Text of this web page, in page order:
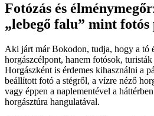
Fotózás és
„lebegő falu” mint fotós
Aki járt már Bokodon, tudja, hogy a tó
horgászcélpont, hanem fotósok,
Horgászként is érdemes kihasználni a
beállított fotó a stégről, a vízre néző
vagy éppen a naplementével a
horgásztúra hangulatával.